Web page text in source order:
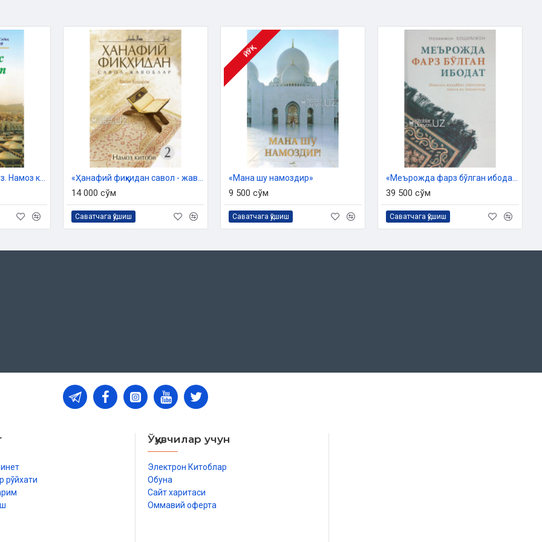
асосида тайёрланди
14 000 сўм
Саватчага қўшиш
ЙЎҚ
«Мана шу намоздир»
9 500 сўм
Саватчага қўшиш
39 500 сўм
Саватчага қўшиш
рўйхати
Ўқувчилар учун
Электрон Китоблар
Обуна
Сайт харитаси
Оммавий оферта